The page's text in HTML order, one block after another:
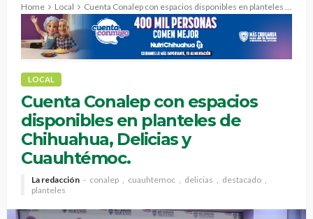
Home Local Cuenta Conalep con espacios disponibles en planteles de Chihuahua, Delicias y Cuauhtémoc.
LOCAL
Cuenta Conalep con espacios
disponibles en planteles de
Chihuahua, Delicias y
Cuauhtémoc.
La redacción conalep cuauhtemoc delicias
destacado
planteles